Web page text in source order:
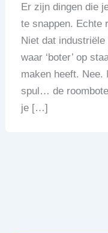
Er zijn dingen die
te snappen. Echte
Niet dat
waar ‘boter’ op
maken heeft. Nee.
spul… de
je […]